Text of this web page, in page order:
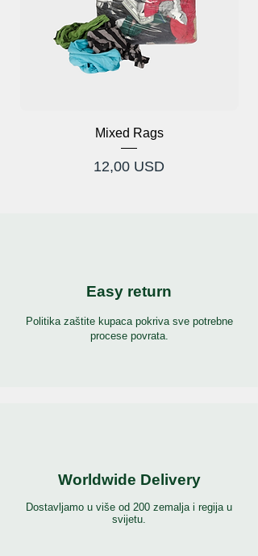
Mixed Rags
Cijena
12,00 USD
Easy return
Politika zaštite kupaca pokriva sve potrebne
procese povrata.
Worldwide Delivery
Dostavljamo u više od 200 zemalja i regija u
svijetu.